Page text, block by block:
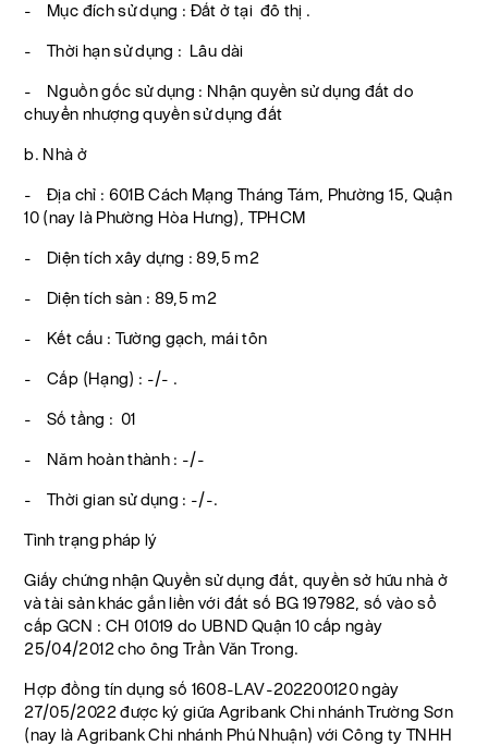
- Mục đích sử dụng : Đất ở tại đô thị .
- Thời hạn sử dụng : Lâu dài
- Nguồn gốc sử dụng : Nhận quyền sử dụng đất do
chuyển nhượng quyền sử dụng đất
b. Nhà ở
- Địa chỉ : 601B Cách Mạng Tháng Tám, Phường 15, Quận
10 (nay là Phường Hòa Hưng), TPHCM
- Diện tích xây dựng : 89,5 m2
- Diện tích sàn : 89,5 m2
- Kết cấu : Tường gạch, mái tôn
- Cấp (Hạng) : -/- .
- Số tầng : 01
- Năm hoàn thành : -/-
- Thời gian sử dụng : -/-.
Tình trạng pháp lý
Giấy chứng nhận Quyền sử dụng đất, quyền sở hữu nhà ở
và tài sản khác gắn liền với đất số BG 197982, số vào sổ
cấp GCN : CH 01019 do UBND Quận 10 cấp ngày
25/04/2012 cho ông Trần Văn Trong.
Hợp đồng tín dụng số 1608-LAV-202200120 ngày
27/05/2022 được ký giữa Agribank Chi nhánh Trường Sơn
(nay là Agribank Chi nhánh Phú Nhuận) với Công ty TNHH